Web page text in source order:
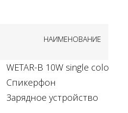
НАИМЕНОВАНИЕ
WETAR-B 10W single color
Спикерфон
Зарядное устройство